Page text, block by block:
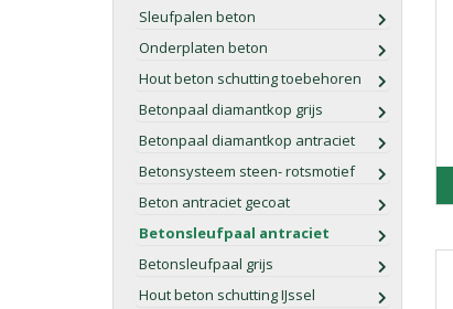
Sleufpalen beton
Onderplaten beton
Hout beton schutting toebehoren
Betonpaal diamantkop grijs
Betonpaal diamantkop antraciet
Betonsysteem steen- rotsmotief
Beton antraciet gecoat
Betonsleufpaal antraciet
Betonsleufpaal grijs
Hout beton schutting IJssel